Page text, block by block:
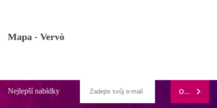
Mapa - Vervò
Nejlepší nabídky ODEBÍRAT